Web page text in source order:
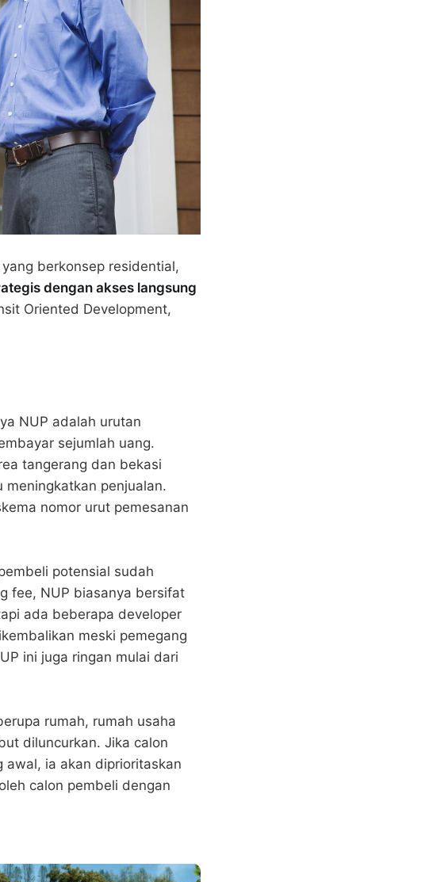
berkonsep residential,
dengan akses langsung
Oriented Development,
NUP adalah urutan
sejumlah uang.
tangerang dan bekasi
penjualan.
nomor urut pemesanan
potensial sudah
fee, NUP biasanya bersifat
ada beberapa developer
meski pemegang
ini juga ringan mulai dari
rumah, rumah usaha
diluncurkan. Jika calon
awal, ia akan diprioritaskan
calon pembeli dengan